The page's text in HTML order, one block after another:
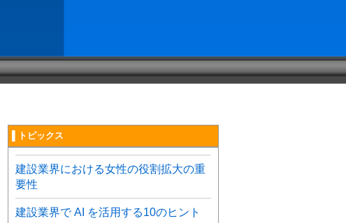
▌トピックス
建設業界における女性の役割拡大の重
要性
建設業界で AI を活用する10のヒント